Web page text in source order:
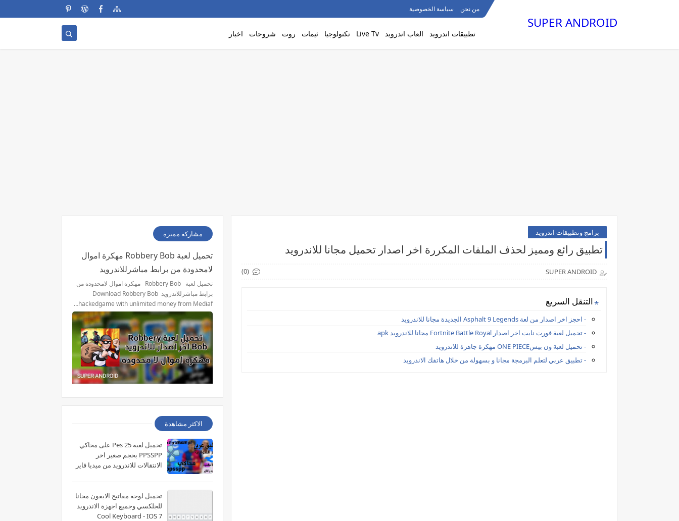
من نحن سياسة الخصوصية
SUPER ANDROID
تطبيقات اندرويد العاب اندرويد Live Tv تكنولوجيا ثيمات روت شروحات اخبار
برامج وتطبيقات اندرويد
تطبيق رائع ومميز لحذف الملفات المكررة اخر اصدار تحميل مجانا للاندرويد
SUPER ANDROID
(0)
التنقل السريع
- احجز اخر اصدار من لعة Asphalt 9 Legends الجديدة مجانا للاندرويد
- تحميل لعبة فورت نايت اخر اصدار Fortnite Battle Royal مجانا للاندرويد apk
- تحميل لعبة ون بيسONE PIECE مهكرة جاهزة للاندرويد
- تطبيق عربي لتعلم البرمجة مجانا و بسهولة من خلال هاتفك الاندرويد
مشاركة مميزة
تحميل لعبة Robbery Bob مهكرة اموال
لامحدودة من برابط مباشرللاندرويد
تحميل لعبة Robbery Bob مهكرة اموال لامحدودة من
برابط مباشرللاندرويد Download Robbery Bob
hackedgame with unlimited money from Mediaf…
الاكثر مشاهدة
تحميل لعبة Pes 25 على محاكي
PPSSPP بحجم صغير اخر
الانتقالات للاندرويد من ميديا فاير
تحميل لوحة مفاتيح الايفون مجانا
للجلكسي وجميع اجهزة الاندرويد
Cool Keyboard - IOS 7